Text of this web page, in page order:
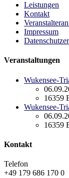
Leistungen
Kontakt
Impressum
Veranstaltungen
Wukensee-
16359
Wukensee-
16359
Kontakt
Telefon
+49 179 686 170 0